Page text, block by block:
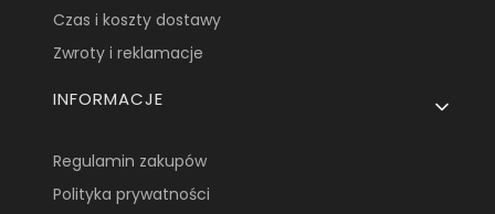
Czas i koszty dostawy
Zwroty i reklamacje
INFORMACJE
Regulamin zakupów
Polityka prywatności